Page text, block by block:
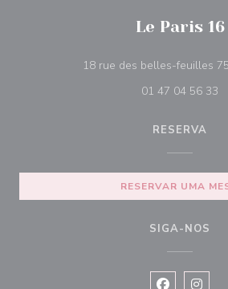
Le Paris 16
18 rue des belles-feuilles
01 47 04 56 33
RESERVA
RESERVAR UMA
SIGA-NOS